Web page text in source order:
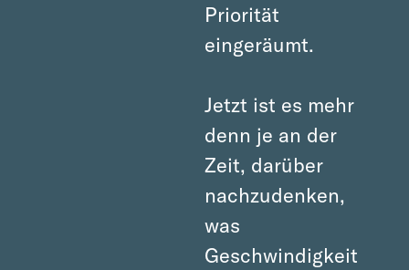
Priorität
eingeräumt.
Jetzt ist es mehr
denn je an der
Zeit, darüber
nachzudenken,
was
Geschwindigkeit